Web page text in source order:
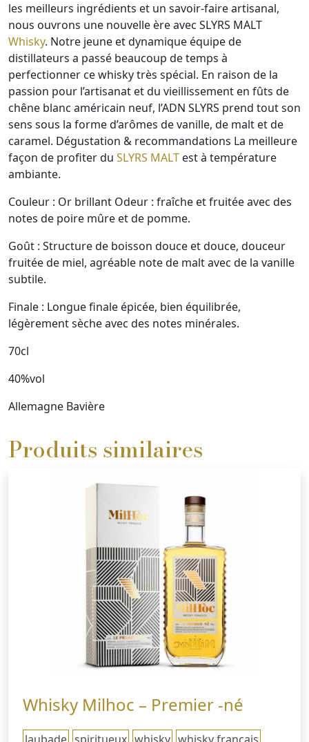
les meilleurs ingrédients et un savoir-faire artisanal,
nous ouvrons une nouvelle ère avec SLYRS MALT
Whisky. Notre jeune et dynamique équipe de
distillateurs a passé beaucoup de temps à
perfectionner ce whisky très spécial. En raison de la
passion pour l’artisanat et du vieillissement en fûts de
chêne blanc américain neuf, l’ADN SLYRS prend tout son
sens sous la forme d’arômes de vanille, de malt et de
caramel. Dégustation & recommandations La meilleure
façon de profiter du SLYRS MALT est à température
ambiante.
Couleur : Or brillant Odeur : fraîche et fruitée avec des
notes de poire mûre et de pomme.
Goût : Structure de boisson douce et douce, douceur
fruitée de miel, agréable note de malt avec de la vanille
subtile.
Finale : Longue finale épicée, bien équilibrée,
légèrement sèche avec des notes minérales.
70cl
40%vol
Allemagne Bavière
Produits similaires
Whisky Milhoc – Premier -né